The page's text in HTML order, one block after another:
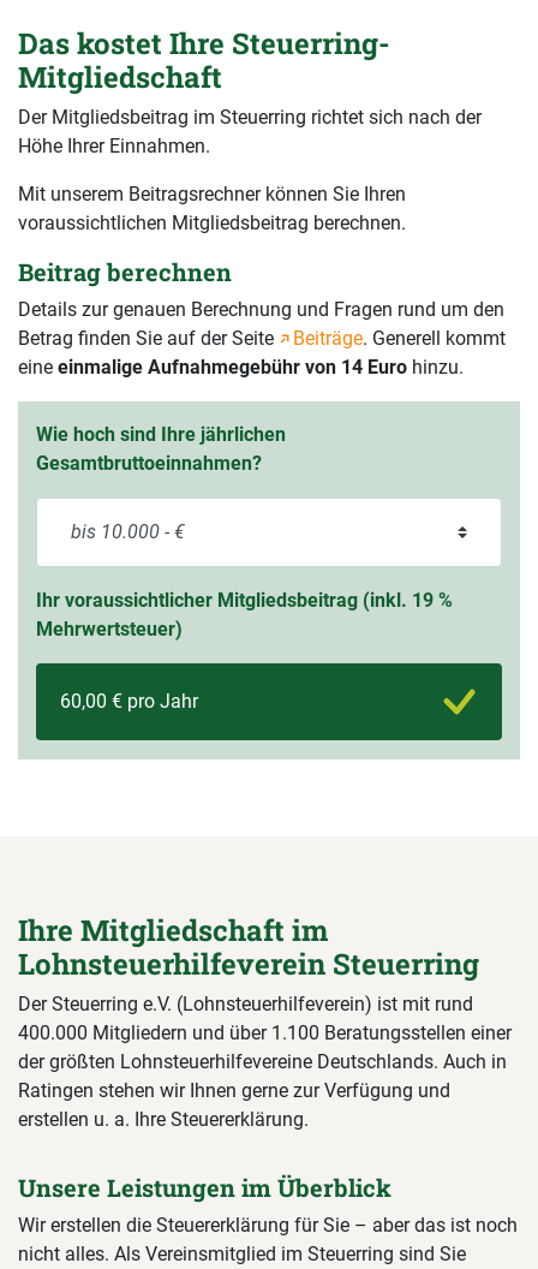
Das kostet Ihre Steuerring-
Mitgliedschaft
Der Mitgliedsbeitrag im Steuerring richtet sich nach der
Höhe Ihrer Einnahmen.
Mit unserem Beitragsrechner können Sie Ihren
voraussichtlichen Mitgliedsbeitrag berechnen.
Beitrag berechnen
Details zur genauen Berechnung und Fragen rund um den
Betrag finden Sie auf der Seite
Beiträge. Generell kommt
eine einmalige Aufnahmegebühr von 14 Euro hinzu.
Wie hoch sind Ihre jährlichen
Gesamtbruttoeinnahmen?
Ihr voraussichtlicher Mitgliedsbeitrag (inkl. 19 %
Mehrwertsteuer)
60,00 € pro Jahr
Ihre Mitgliedschaft im
Lohnsteuerhilfeverein Steuerring
Der Steuerring e.V. (Lohnsteuerhilfeverein) ist mit rund
400.000 Mitgliedern und über 1.100 Beratungsstellen einer
der größten Lohnsteuerhilfevereine Deutschlands. Auch in
Ratingen stehen wir Ihnen gerne zur Verfügung und
erstellen u. a. Ihre Steuererklärung.
Unsere Leistungen im Überblick
Wir erstellen die Steuererklärung für Sie – aber das ist noch
nicht alles. Als Vereinsmitglied im Steuerring sind Sie